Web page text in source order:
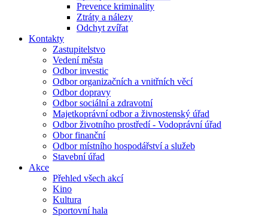
Prevence kriminality
Ztráty a nálezy
Odchyt zvířat
Kontakty
Zastupitelstvo
Vedení města
Odbor investic
Odbor organizačních a vnitřních věcí
Odbor dopravy
Odbor sociální a zdravotní
Majetkoprávní odbor a živnostenský úřad
Odbor životního prostředí - Vodoprávní úřad
Obor finanční
Odbor místního hospodářství a služeb
Stavební úřad
Akce
Přehled všech akcí
Kino
Kultura
Sportovní hala